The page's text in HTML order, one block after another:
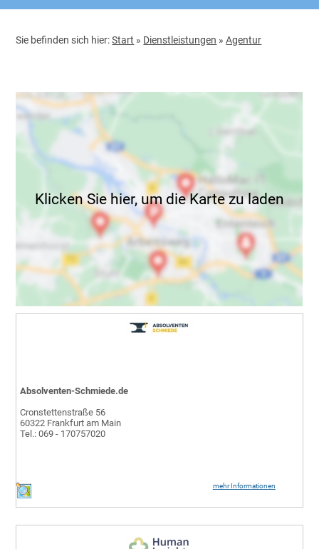
Sie befinden sich hier:Start » Dienstleistungen »Agentur
Klicken Sie hier, um die Karte zu laden
mehr Informationen
Absolventen-Schmiede.de
Cronstettenstraße 56
60322 Frankfurt am Main
Tel.: 069 - 170757020